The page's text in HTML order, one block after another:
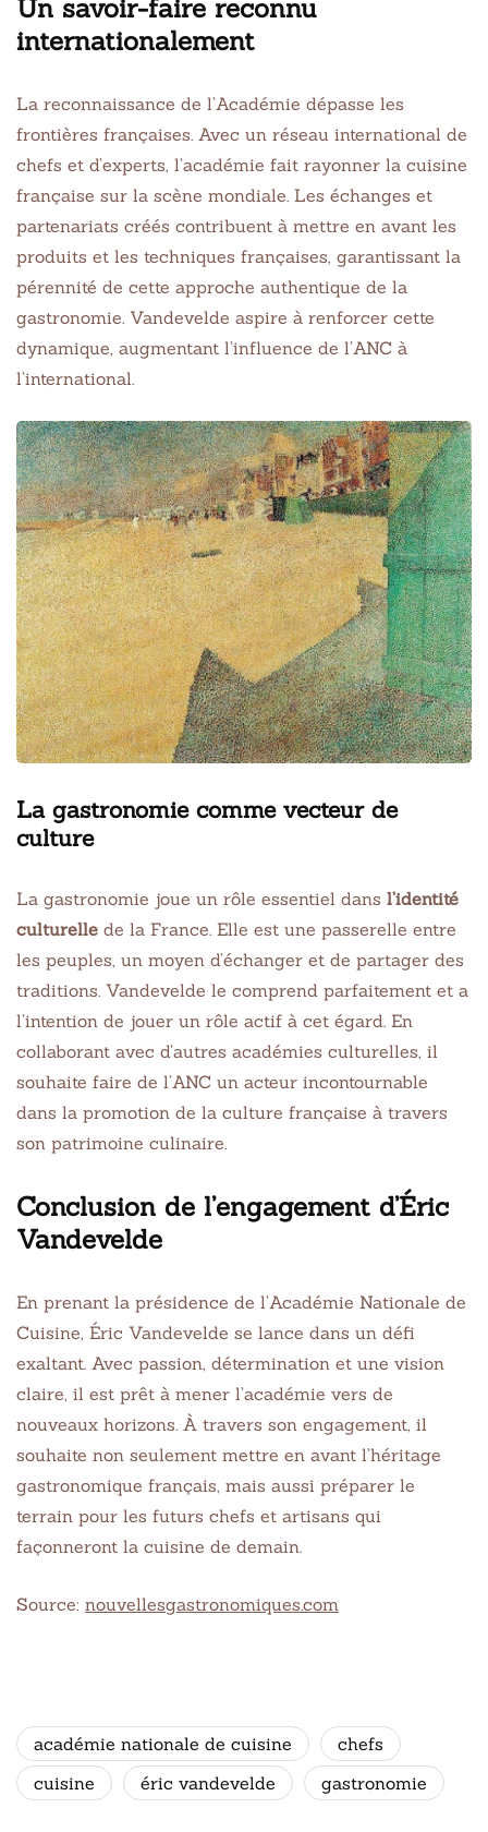
Un savoir-faire reconnu
internationalement
La reconnaissance de l’Académie dépasse les
frontières françaises. Avec un réseau international de
chefs et d’experts, l’académie fait rayonner la cuisine
française sur la scène mondiale. Les échanges et
partenariats créés contribuent à mettre en avant les
produits et les techniques françaises, garantissant la
pérennité de cette approche authentique de la
gastronomie. Vandevelde aspire à renforcer cette
dynamique, augmentant l’influence de l’ANC à
l’international.
La gastronomie comme vecteur de
culture
La gastronomie joue un rôle essentiel dans l’identité
culturelle de la France. Elle est une passerelle entre
les peuples, un moyen d’échanger et de partager des
traditions. Vandevelde le comprend parfaitement et a
l’intention de jouer un rôle actif à cet égard. En
collaborant avec d’autres académies culturelles, il
souhaite faire de l’ANC un acteur incontournable
dans la promotion de la culture française à travers
son patrimoine culinaire.
Conclusion de l’engagement d’Éric
Vandevelde
En prenant la présidence de l’Académie Nationale de
Cuisine, Éric Vandevelde se lance dans un défi
exaltant. Avec passion, détermination et une vision
claire, il est prêt à mener l’académie vers de
nouveaux horizons. À travers son engagement, il
souhaite non seulement mettre en avant l’héritage
gastronomique français, mais aussi préparer le
terrain pour les futurs chefs et artisans qui
façonneront la cuisine de demain.
Source: nouvellesgastronomiques.com
académie nationale de cuisine
chefs
cuisine
éric vandevelde gastronomie